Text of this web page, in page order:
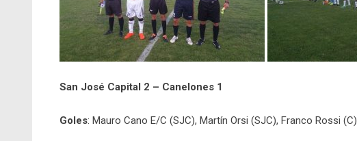
San José Capital 2 – Canelones 1
Goles: Mauro Cano E/C (SJC), Martín Orsi (SJC), Franco Rossi (C)